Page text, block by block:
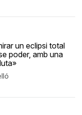
un eclipsi total
poder, amb una